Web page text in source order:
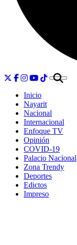
Inicio
Nayarit
Nacional
Internacional
Enfoque TV
Opinión
COVID-19
Palacio Nacional
Zona Trendy
Deportes
Edictos
Impreso